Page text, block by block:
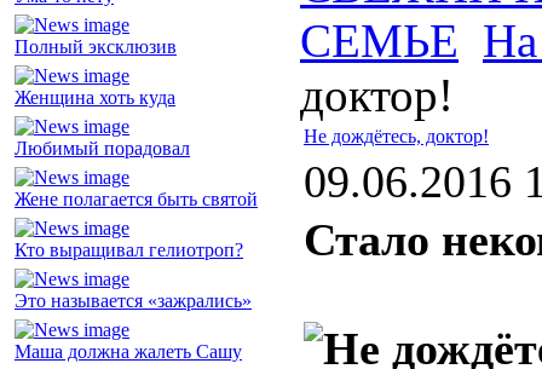
Полный эксклюзив
Женщина хоть куда
Любимый порадовал
Жене полагается быть святой
Кто выращивал гелиотроп?
Это называется «зажрались»
Маша должна жалеть Сашу
СЕМЬЕ На
доктор!
Не дождётесь, доктор!
09.06.2016
Стало